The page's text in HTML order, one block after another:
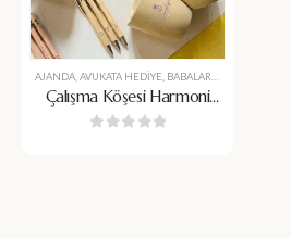
AJANDA AVUKATA HEDIYE BABALAR GÜNÜ
Çalışma Köşesi Harmoni
Seti